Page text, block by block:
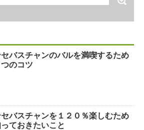
バスチャンのバルを満喫するため
のコツ
バスチャンを１２０％楽しむため
ておきたいこと